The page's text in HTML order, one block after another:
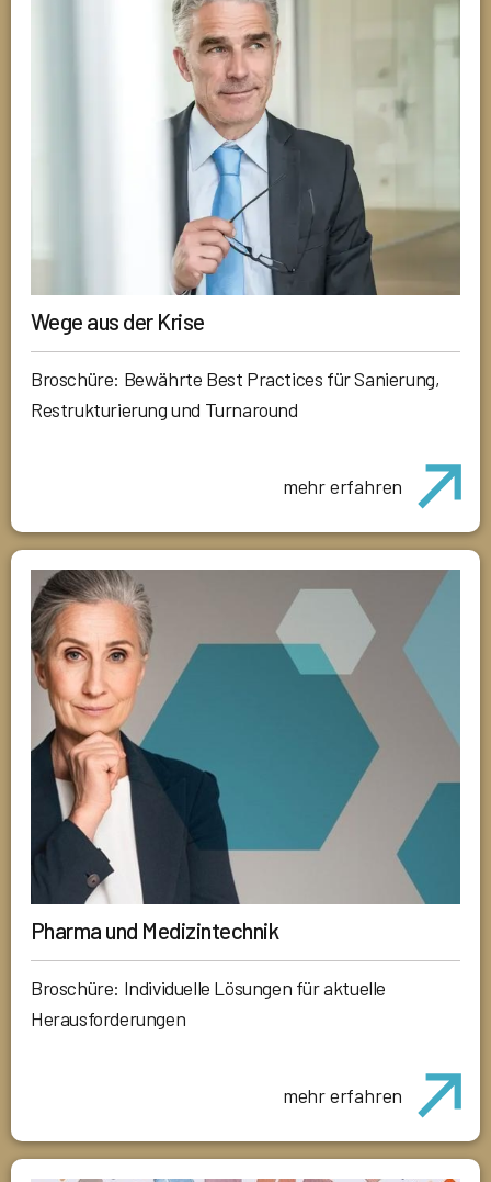
Wege aus der Krise
Broschüre: Bewährte Best Practices für Sanierung,
Restrukturierung und Turnaround
mehr erfahren
Pharma und Medizintechnik
Broschüre: Individuelle Lösungen für aktuelle
Herausforderungen
mehr erfahren